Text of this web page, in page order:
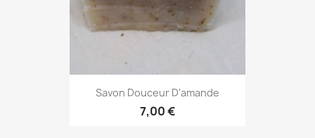
Savon Douceur D'amande
7,00 €